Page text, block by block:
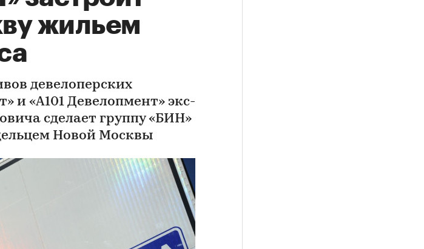
жильем
девелоперских
и «А101 Девелопмент» экс-
сделает группу «БИН»
Новой Москвы